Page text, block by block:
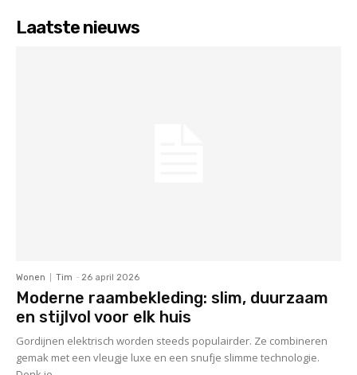
Laatste nieuws
Wonen Tim - 26 april 2026
Moderne raambekleding: slim, duurzaam
en stijlvol voor elk huis
Gordijnen elektrisch worden steeds populairder. Ze combineren
gemak met een vleugje luxe en een snufje slimme technologie.